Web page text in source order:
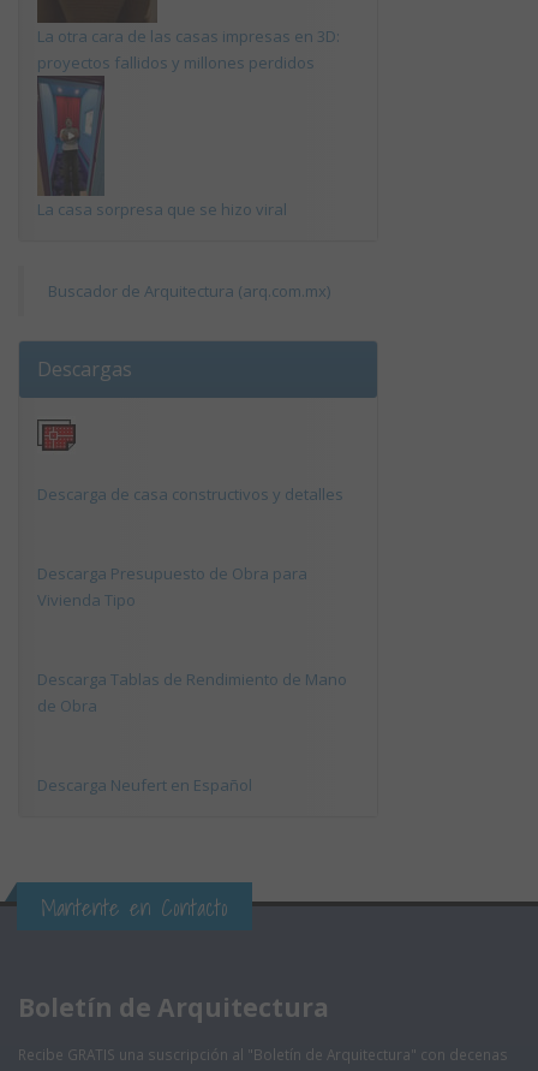
La otra cara de las casas impresas en 3D:
proyectos fallidos y millones perdidos
La casa sorpresa que se hizo viral
Buscador de Arquitectura (arq.com.mx)
Descargas
Descarga de casa constructivos y detalles
Descarga Presupuesto de Obra para
Vivienda Tipo
Descarga Tablas de Rendimiento de Mano
de Obra
Descarga Neufert en Español
Mantente en Contacto
Boletín de Arquitectura
Recibe GRATIS una suscripción al "Boletín de Arquitectura" con decenas